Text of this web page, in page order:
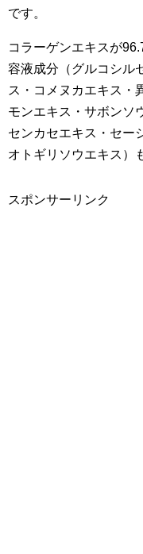
です。
コラーゲンエキスが
容液成分（グルコシル
ス・コメヌカエキス・
モンエキス・サボンソ
センカセエキス・セー
オトギリソウエキス）
スポンサーリンク